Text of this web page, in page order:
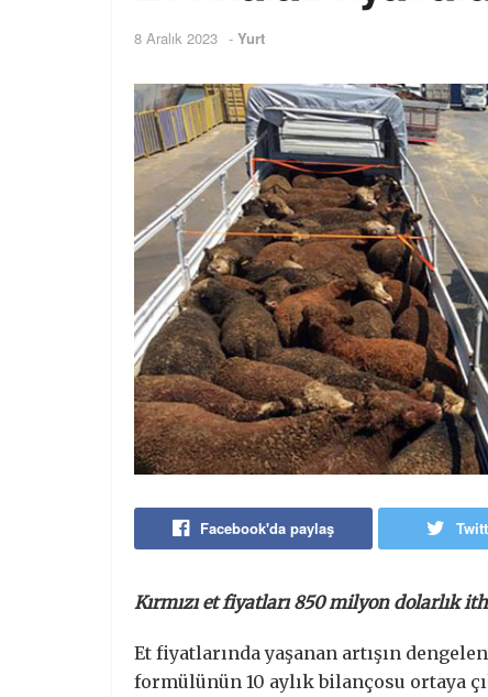
8 Aralık 2023 - Yurt
Facebook'da paylaş
Kırmızı et fiyatları 850 milyon dolarlık
Et fiyatlarında yaşanan artışın
formülünün 10 aylık bilançosu ortaya